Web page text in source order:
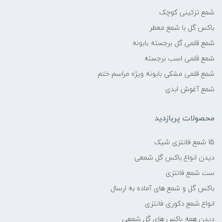
شمع تزئینی کوچک
باکس گل با شمع معطر
شمع قلمی گل برجسته بابونه
شمع قلمی اسب برجسته
شمع قلمی مشکی بابونه ویژه مراسم ختم
شمع آغوش ابدی
محصولات پربازدید
15 شمع فانتزی شیک
دیدن انواع باکس گل شمعی
ست شمع فانتزی
باکس گل و شمع های آماده به ارسال
انواع شمع دکوری فانتزی
دیدن همه باکس های گل شمعی